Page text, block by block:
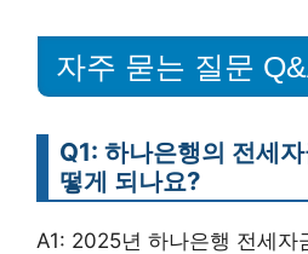
자주 묻는 질문
Q1: 하나은행의 전세
떻게 되나요?
A1: 2025년 하나은행 전세자